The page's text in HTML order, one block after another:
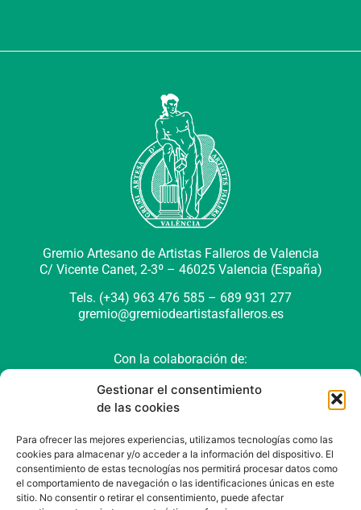
Gestionar el consentimiento
de las cookies
Para ofrecer las mejores experiencias, utilizamos tecnologías como las
cookies para almacenar y/o acceder a la información del dispositivo. El
consentimiento de estas tecnologías nos permitirá procesar datos como
el comportamiento de navegación o las identificaciones únicas en este
sitio. No consentir o retirar el consentimiento, puede afectar
Gremio Artesano de Artistas Falleros de Valencia
C/ Vicente Canet, 2-3º – 46025 Valencia (España)
Tels. (+34) 963 476 585 – 689 931 277
gremio@gremiodeartistasfalleros.es
Con la colaboración de: